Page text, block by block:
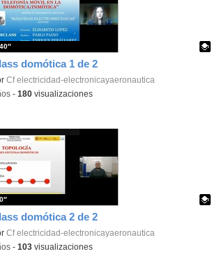
domótica 1 de 2
educativo.
Cf electricidad-electronicayaeronautica
-180 visualizaciones
domótica 2 de 2
educativo.
Cf electricidad-electronicayaeronautica
-103 visualizaciones